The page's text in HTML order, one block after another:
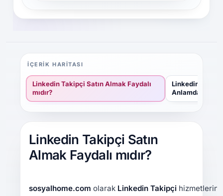
Linkedin Takipçi Satın
Almak Faydalı mıdır?
sosyalhome.com olarak Linkedin Takipçi hizmetlerini
İÇERIK HARITASI
Linkedin Takipçi Satın Almak Faydalı
mıdır?
Linkedin
Anlamda Ne